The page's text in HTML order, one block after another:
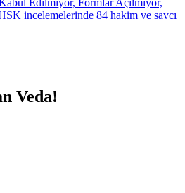
Edilmiyor, Formlar Açılmıyor,
incelemelerinde 84 hakim ve savcı
Veda!